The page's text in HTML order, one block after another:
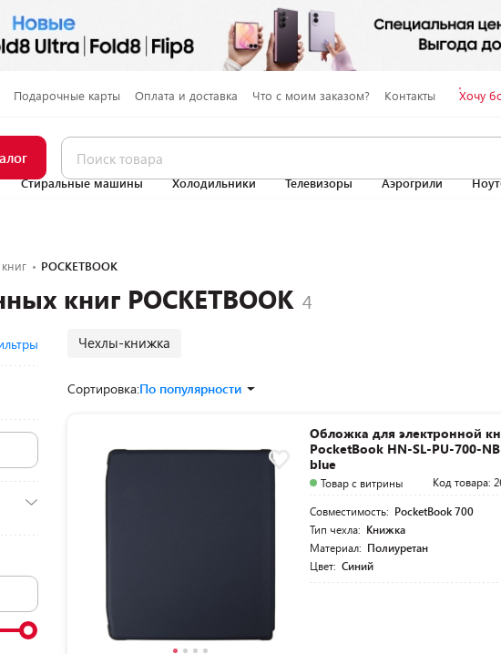
Подарочные карты Оплата и доставка Что с моим заказом? Контакты Хочу
Стиральные машины Холодильники Телевизоры Аэрогрили
POCKETBOOK
книг POCKETBOOK
1
Чехлы-книжка
Сортировка:По популярности
Обложка для электронной
PocketBook HN-SL-PU-700-
blue
Товар с витрины
Код товара:
Совместимость: PocketBook 700
Тип чехла: Книжка
Материал: Полиуретан
Цвет: Синий